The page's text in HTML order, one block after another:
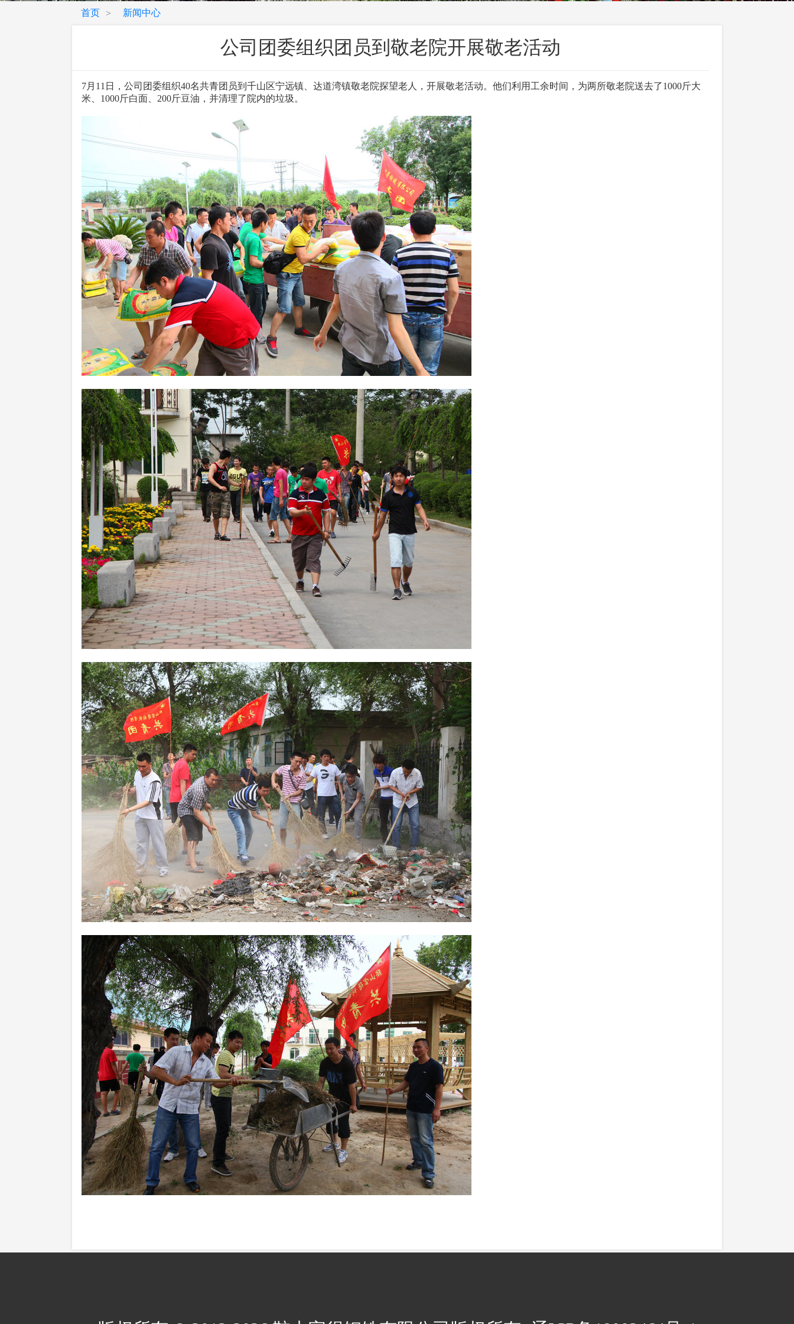
首页 > 新闻中心
公司团委组织团员到敬老院开展敬老活动
7月11日，公司团委组织40名共青团员到千山区宁远镇、达道湾镇敬老院探望老人，开展敬老活动。他们利用工余时间，为两所敬老院送去了1000斤大
米、1000斤白面、200斤豆油，并清理了院内的垃圾。